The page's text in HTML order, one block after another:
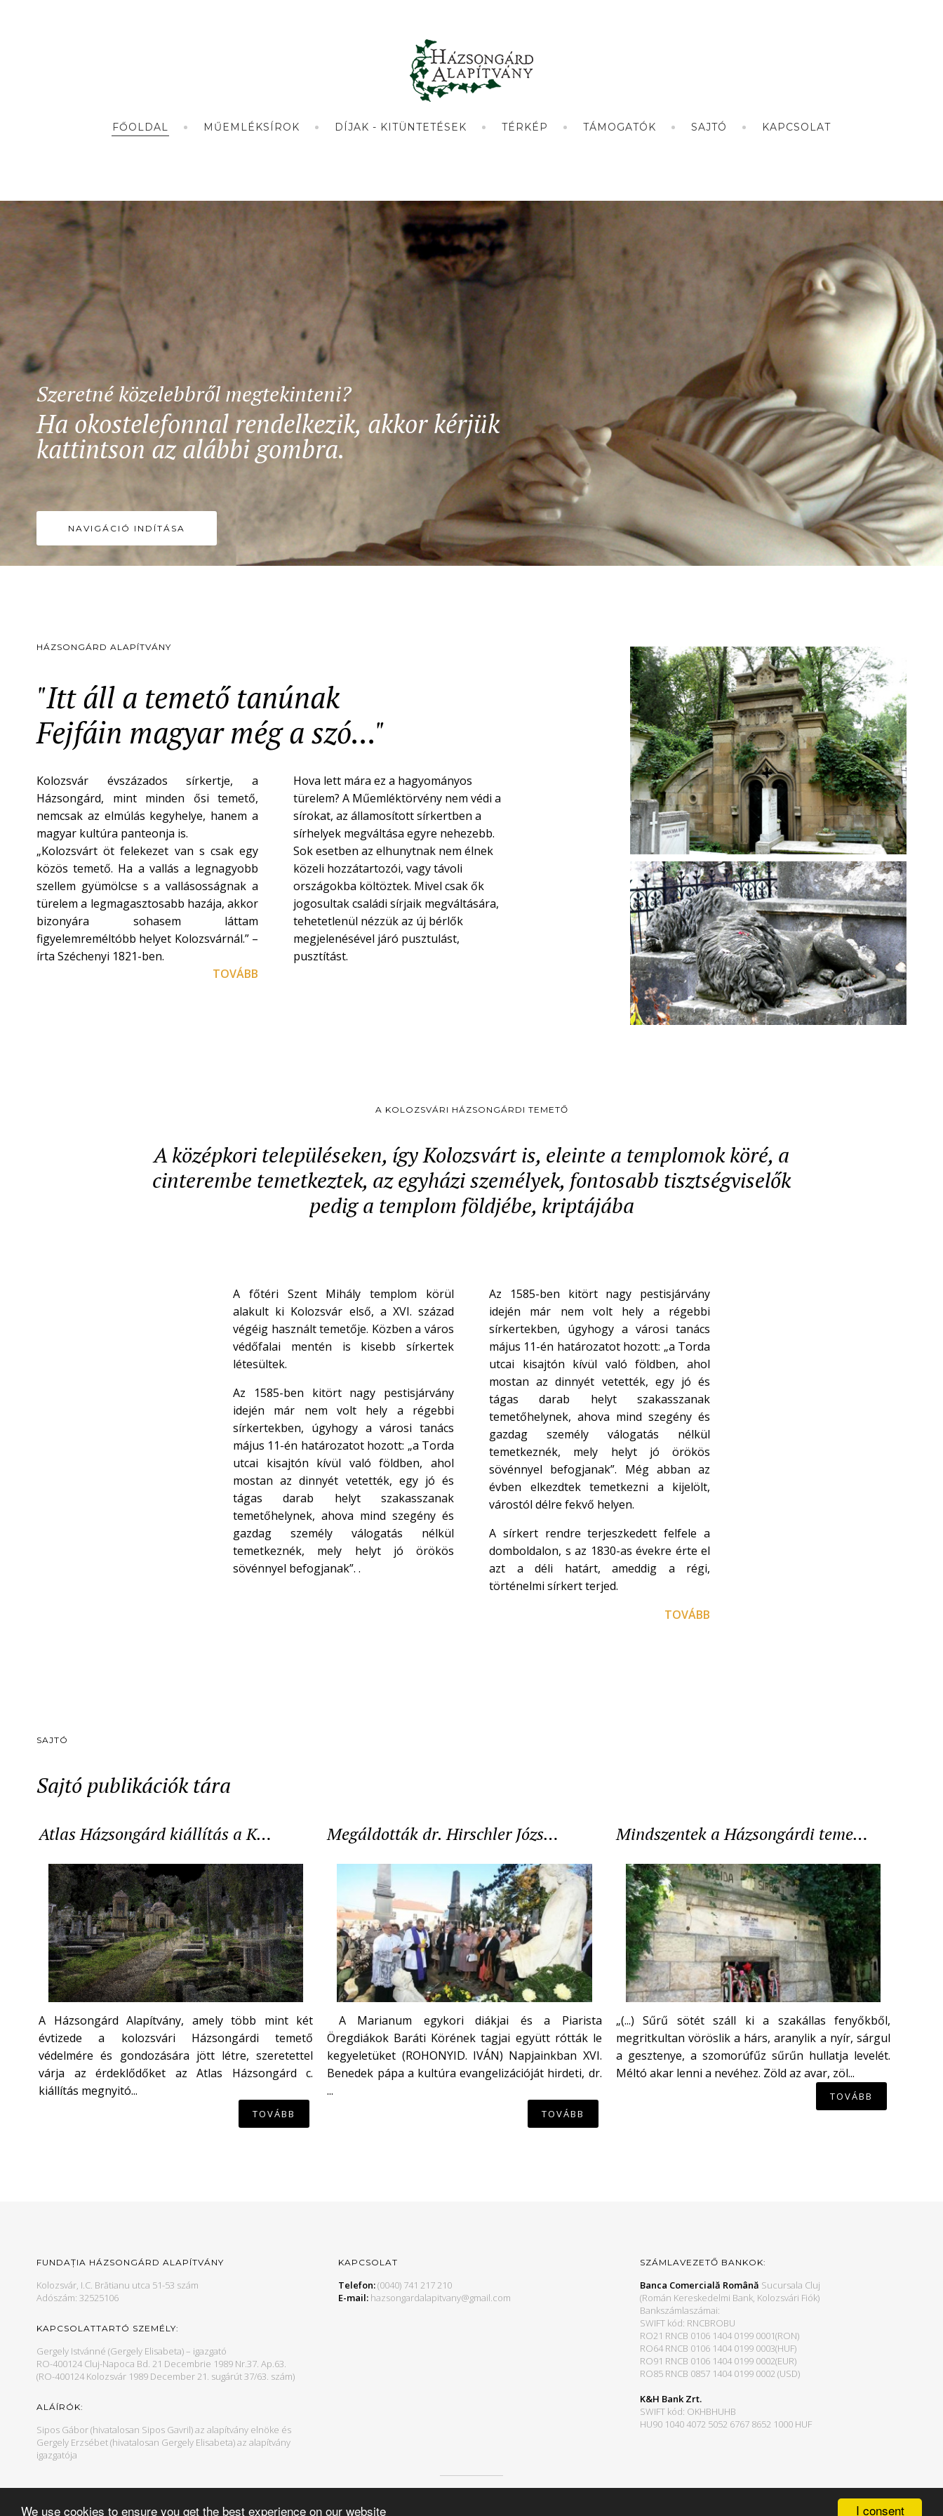
I consent
We use cookies to ensure you get the best experience on our website
FŐOLDAL MŰEMLÉKSÍROK DÍJAK - KITÜNTETÉSEK TÉRKÉP TÁMOGATÓK SAJTÓ KAPCSOLAT
Szeretné közelebbről megtekinteni?
Ha okostelefonnal rendelkezik, akkor kérjük
kattintson az alábbi gombra.
NAVIGÁCIÓ INDÍTÁSA
HÁZSONGÁRD ALAPÍTVÁNY
"Itt áll a temető tanúnak
Fejfáin magyar még a szó..."
Kolozsvár évszázados sírkertje, a
Házsongárd, mint minden ősi temető,
nemcsak az elmúlás kegyhelye, hanem a
magyar kultúra panteonja is.
„Kolozsvárt öt felekezet van s csak egy
közös temető. Ha a vallás a legnagyobb
szellem gyümölcse s a vallásosságnak a
türelem a legmagasztosabb hazája, akkor
bizonyára sohasem láttam
figyelemreméltóbb helyet Kolozsvárnál.” –
írta Széchenyi 1821-ben.
Hova lett mára ez a hagyományos
türelem? A Műemléktörvény nem védi a
sírokat, az államosított sírkertben a
sírhelyek megváltása egyre nehezebb.
Sok esetben az elhunytnak nem élnek
közeli hozzátartozói, vagy távoli
országokba költöztek. Mivel csak ők
jogosultak családi sírjaik megváltására,
tehetetlenül nézzük az új bérlők
megjelenésével járó pusztulást,
pusztítást.
TOVÁBB
A KOLOZSVÁRI HÁZSONGÁRDI TEMETŐ
A középkori településeken, így Kolozsvárt is, eleinte a templomok köré, a
cinterembe temetkeztek, az egyházi személyek, fontosabb tisztségviselők
pedig a templom földjébe, kriptájába
A főtéri Szent Mihály templom körül
alakult ki Kolozsvár első, a XVI. század
végéig használt temetője. Közben a város
védőfalai mentén is kisebb sírkertek
létesültek.
Az 1585-ben kitört nagy pestisjárvány
idején már nem volt hely a régebbi
sírkertekben, úgyhogy a városi tanács
május 11-én határozatot hozott: „a Torda
utcai kisajtón kívül való földben, ahol
mostan az dinnyét vetették, egy jó és
tágas darab helyt szakasszanak
temetőhelynek, ahova mind szegény és
gazdag személy válogatás nélkül
temetkeznék, mely helyt jó örökös
sövénnyel befogjanak”. .
Az 1585-ben kitört nagy pestisjárvány
idején már nem volt hely a régebbi
sírkertekben, úgyhogy a városi tanács
május 11-én határozatot hozott: „a Torda
utcai kisajtón kívül való földben, ahol
mostan az dinnyét vetették, egy jó és
tágas darab helyt szakasszanak
temetőhelynek, ahova mind szegény és
gazdag személy válogatás nélkül
temetkeznék, mely helyt jó örökös
sövénnyel befogjanak”. Még abban az
évben elkezdtek temetkezni a kijelölt,
várostól délre fekvő helyen.
A sírkert rendre terjeszkedett felfele a
domboldalon, s az 1830-as évekre érte el
azt a déli határt, ameddig a régi,
történelmi sírkert terjed.
TOVÁBB
SAJTÓ
Sajtó publikációk tára
Atlas Házsongárd kiállítás a K…
A Házsongárd Alapítvány, amely több mint két
évtizede a kolozsvári Házsongárdi temető
védelmére és gondozására jött létre, szeretettel
várja az érdeklődőket az Atlas Házsongárd c.
kiállítás megnyitó...
TOVÁBB
Megáldották dr. Hirschler Józs…
A Marianum egykori diákjai és a Piarista
Öregdiákok Baráti Körének tagjai együtt rótták le
kegyeletüket (ROHONYID. IVÁN) Napjainkban XVI.
Benedek pápa a kultúra evangelizációját hirdeti, dr.
...
TOVÁBB
Mindszentek a Házsongárdi teme…
„(...) Sűrű sötét száll ki a szakállas fenyőkből,
megritkultan vöröslik a hárs, aranylik a nyír, sárgul
a gesztenye, a szomorúfűz sűrűn hullatja levelét.
Méltó akar lenni a nevéhez. Zöld az avar, zöl...
TOVÁBB
FUNDAȚIA HÁZSONGÁRD ALAPÍTVÁNY
Kolozsvár, I.C. Brătianu utca 51-53 szám
Adószám: 32525106
KAPCSOLATTARTÓ SZEMÉLY:
Gergely Istvánné (Gergely Elisabeta) – igazgató
RO-400124 Cluj-Napoca Bd. 21 Decembrie 1989 Nr.37. Ap.63.
(RO-400124 Kolozsvár 1989 December 21. sugárút 37/63. szám)
ALÁÍRÓK:
Sipos Gábor (hivatalosan Sipos Gavril) az alapítvány elnöke és
Gergely Erzsébet (hivatalosan Gergely Elisabeta) az alapítvány
igazgatója
KAPCSOLAT
Telefon:(0040) 741 217 210
E-mail: hazsongardalapitvany@gmail.com
SZÁMLAVEZETŐ BANKOK:
Banca Comercială Română Sucursala Cluj
(Román Kereskedelmi Bank, Kolozsvári Fiók)
Bankszámlaszámai:
SWIFT kód: RNCBROBU
RO21 RNCB 0106 1404 0199 0001(RON)
RO64 RNCB 0106 1404 0199 0003(HUF)
RO91 RNCB 0106 1404 0199 0002(EUR)
RO85 RNCB 0857 1404 0199 0002 (USD)
K&H Bank Zrt.
SWIFT kód: OKHBHUHB
HU90 1040 4072 5052 6767 8652 1000 HUF